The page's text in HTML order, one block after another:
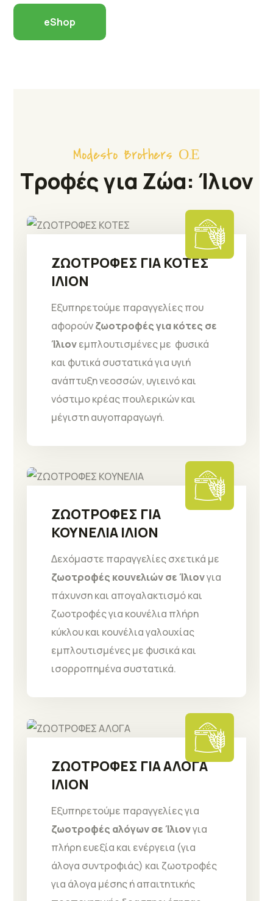
eShop
Modesto Brothers Ο.Ε
Τροφές για Ζώα: Ίλιον
ΖΩΟΤΡΟΦΕΣ ΓΙΑ ΚΟΤΕΣ
ΙΛΙΟΝ
Εξυπηρετούμε παραγγελίες που
αφορούνζωοτροφές για κότες σε
Ίλιονεμπλουτισμένες με φυσικά
και φυτικά συστατικά για υγιή
ανάπτυξη νεοσσών, υγιεινό και
νόστιμο κρέας πουλερικών και
μέγιστη αυγοπαραγωγή.
ΖΩΟΤΡΟΦΕΣ ΓΙΑ
ΚΟΥΝΕΛΙΑ ΙΛΙΟΝ
Δεχόμαστε παραγγελίες σχετικά με
ζωοτροφές κουνελιών σε Ίλιονγια
πάχυνση και απογαλακτισμό και
ζωοτροφές για κουνέλια πλήρη
κύκλου και κουνέλια γαλουχίας
εμπλουτισμένες με φυσικά και
ισορροπημένα συστατικά.
ΖΩΟΤΡΟΦΕΣ ΓΙΑ ΑΛΟΓΑ
ΙΛΙΟΝ
Εξυπηρετούμε παραγγελίες για
ζωοτροφές αλόγων σε Ίλιονγια
πλήρη ευεξία και ενέργεια (για
άλογα συντροφιάς) και ζωοτροφές
για άλογα μέσης ή απαιτητικής